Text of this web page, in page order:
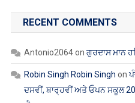
Antonio2064onਗੁਰਦਾਸ ਮਾਨ
Robin Singh Robin Singhon
ਦਸਵੀਂ, ਬਾਰ੍ਹਵੀਂ ਅਤੇ ਓਪਨ ਸਕੂਲ
ਐਲਾਨ